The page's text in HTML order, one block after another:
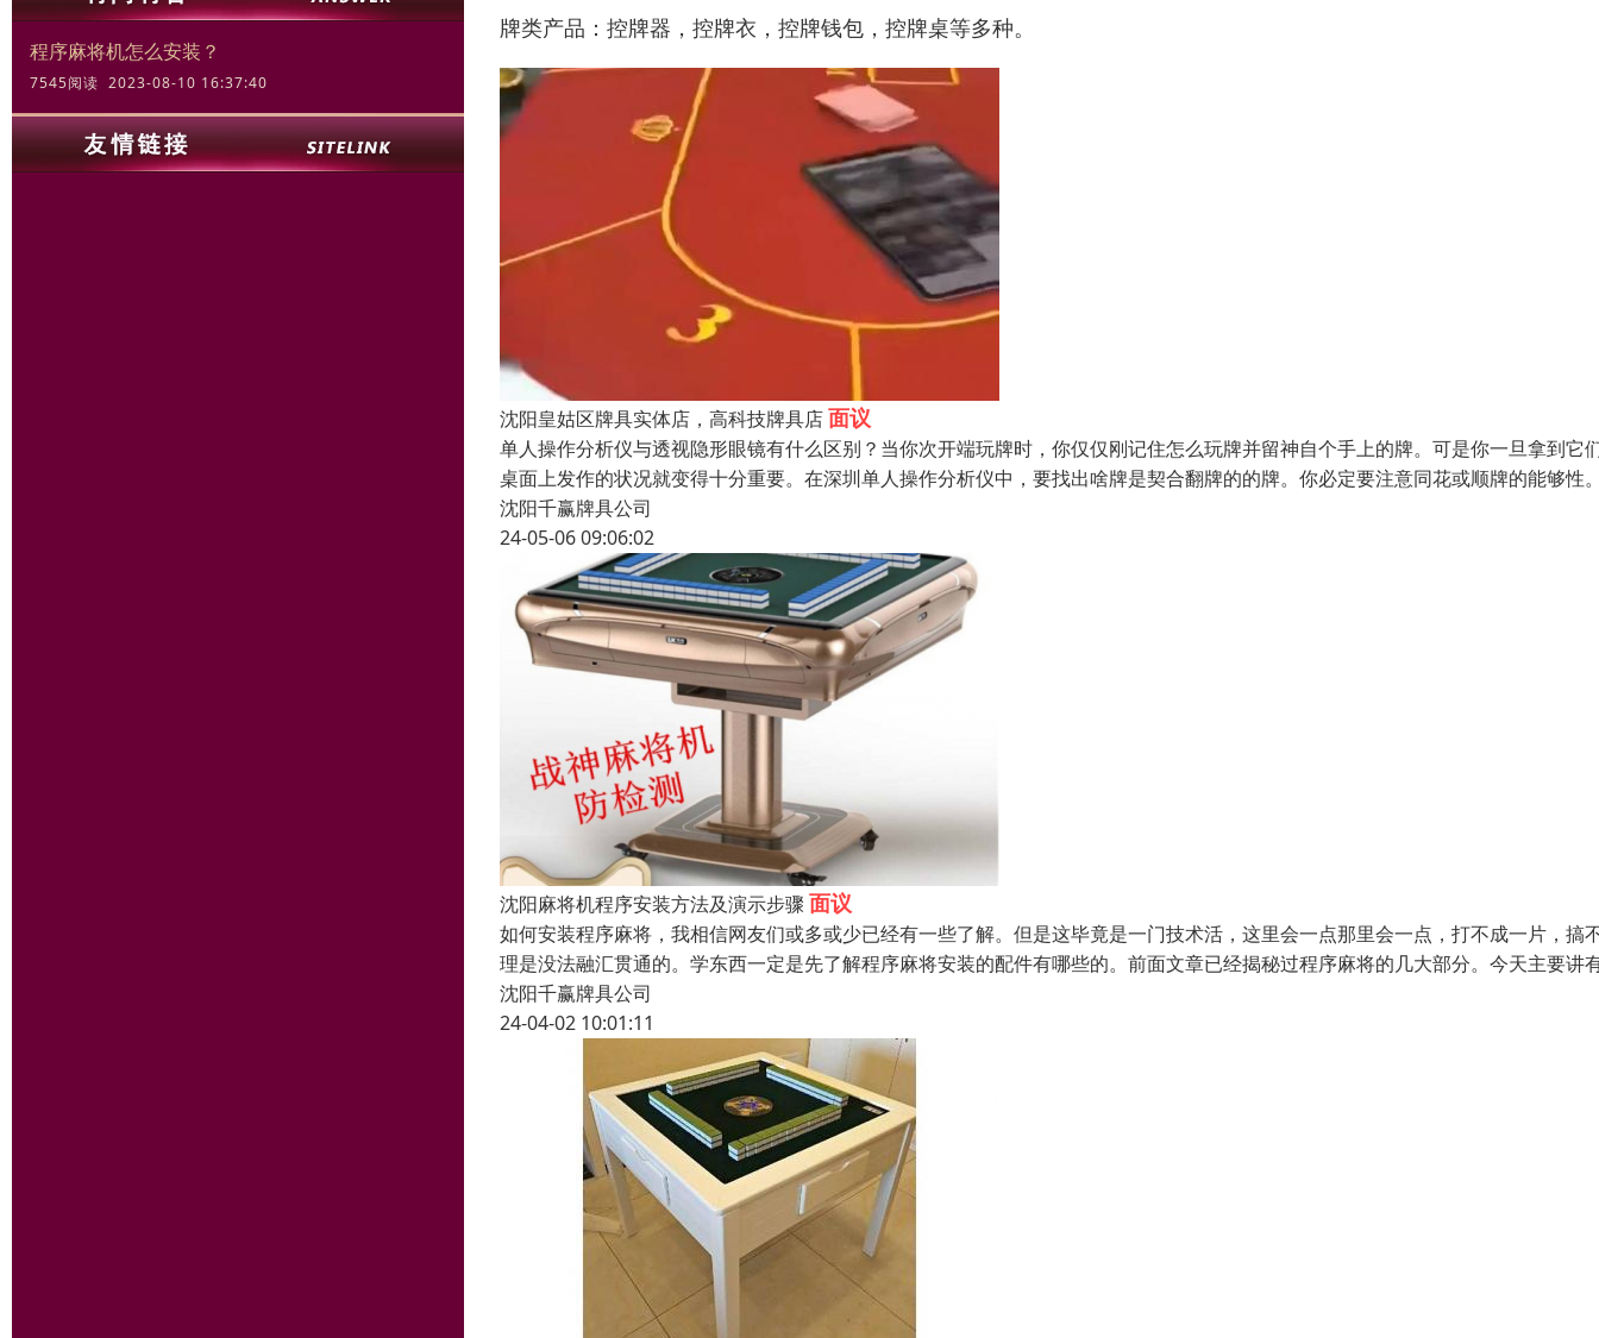
程序麻将机怎么安装？
7545阅读 2023-08-10 16:37:40
牌类产品：控牌器，控牌衣，控牌钱包，控牌桌等多种。
沈阳皇姑区牌具实体店，高科技牌具店面议
单人操作分析仪与透视隐形眼镜有什么区别？当你次开端玩牌时，你仅仅刚记住怎么玩牌并留神自个手上的牌。可是你一旦拿到它
桌面上发作的状况就变得十分重要。在深圳单人操作分析仪中，要找出啥牌是契合翻牌的的牌。你必定要注意同花或顺牌的能够性
沈阳千赢牌具公司
24-05-06 09:06:02
沈阳麻将机程序安装方法及演示步骤 面议
如何安装程序麻将，我相信网友们或多或少已经有一些了解。但是这毕竟是一门技术活，这里会一点那里会一点，打不成一片，搞
理是没法融汇贯通的。学东西一定是先了解程序麻将安装的配件有哪些的。前面文章已经揭秘过程序麻将的几大部分。今天主要讲
沈阳千赢牌具公司
24-04-02 10:01:11